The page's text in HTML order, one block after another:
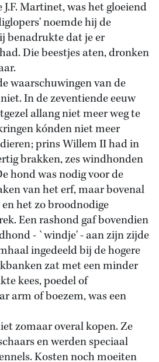
Martinet, was het gloeiend
noemde hij de
benadrukte dat je er
Die beestjes aten, dronken
waarschuwingen van de
In de zeventiende eeuw
allang niet meer weg te
kónden niet meer
prins Willem II had in
brakken, zes windhonden
hond was nodig voor de
van het erf, maar bovenal
het zo broodnodige
Een rashond gaf bovendien
- `windje' - aan zijn zijde
ingedeeld bij de hogere
zat met een minder
kees, poedel of
arm of boezem, was een
zomaar overal kopen. Ze
en werden speciaal
Kosten noch moeiten